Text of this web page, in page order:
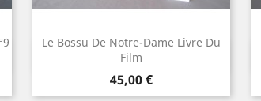
Le Bossu De Notre-Dame Livre Du
Film
Prix
45,00 €
Aperçu rapide